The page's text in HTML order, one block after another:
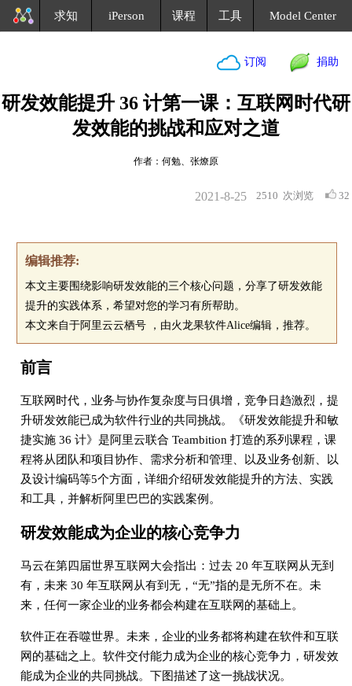
求知 iPerson 课程 工具 Model Center
订阅 捐助
研发效能提升 36 计第一课：互联网时代研
发效能的挑战和应对之道
作者：何勉、张燎原
2510 次浏览 32
2021-8-25
编辑推荐:
本文主要围绕影响研发效能的三个核心问题，分享了研发效能
提升的实践体系，希望对您的学习有所帮助。
本文来自于阿里云云栖号 ，由火龙果软件Alice编辑，推荐。
前言
互联网时代，业务与协作复杂度与日俱增，竞争日趋激烈，提
升研发效能已成为软件行业的共同挑战。《研发效能提升和敏
捷实施 36 计》是阿里云联合 Teambition 打造的系列课程，课
程将从团队和项目协作、需求分析和管理、以及业务创新、以
及设计编码等5个方面，详细介绍研发效能提升的方法、实践
和工具，并解析阿里巴巴的实践案例。
研发效能成为企业的核心竞争力
马云在第四届世界互联网大会指出：过去 20 年互联网从无到
有，未来 30 年互联网从有到无，“无”指的是无所不在。未
来，任何一家企业的业务都会构建在互联网的基础上。
软件正在吞噬世界。未来，企业的业务都将构建在软件和互联
网的基础之上。软件交付能力成为企业的核心竞争力，研发效
能成为企业的共同挑战。下图描述了这一挑战状况。